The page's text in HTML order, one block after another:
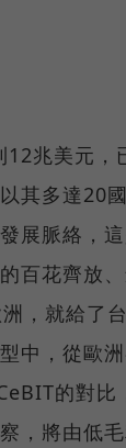
兆美元
其多達20
展脈絡，
百花齊放
，就給了
中，從歐洲
的對
，將由低